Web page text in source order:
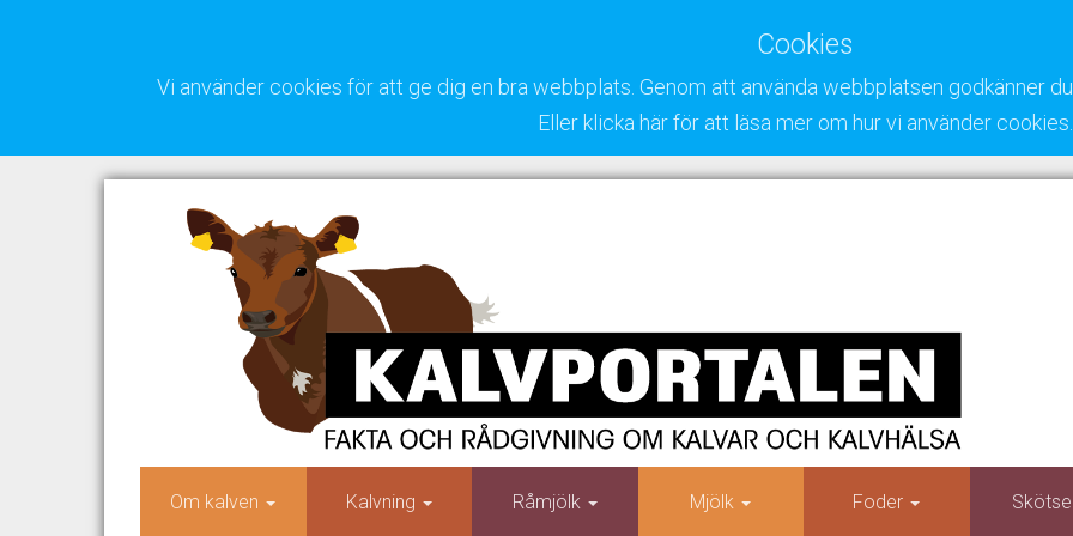
Cookies
Vi använder cookies för att ge dig en bra webbplats. Genom att använda webbplatsen godkänner
Eller klicka här för att läsa mer om hur vi använder cookies.
Om kalven Kalvning Råmjölk Mjölk Foder Skötsel